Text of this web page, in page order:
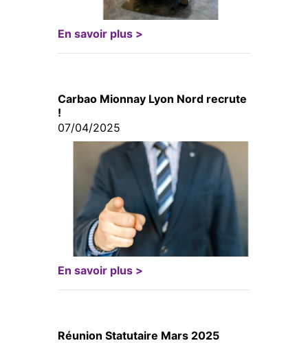
En savoir plus >
Carbao Mionnay Lyon Nord recrute
!
07/04/2025
En savoir plus >
Réunion Statutaire Mars 2025